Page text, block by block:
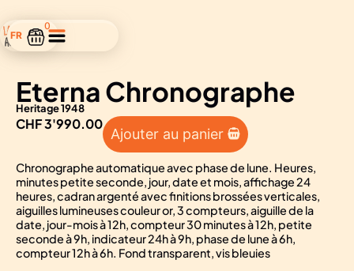
0
FR EN
Eterna Chronographe
Heritage 1948
CHF3'990.00
Ajouter au panier
Chronographe automatique avec phase de lune. Heures,
minutes petite seconde, jour, date et mois, affichage 24
heures, cadran argenté avec finitions brossées verticales,
aiguilles lumineuses couleur or, 3 compteurs, aiguille de la
date, jour-mois à 12h, compteur 30 minutes à 12h, petite
seconde à 9h, indicateur 24h à 9h, phase de lune à 6h,
compteur 12h à 6h. Fond transparent, vis bleuies